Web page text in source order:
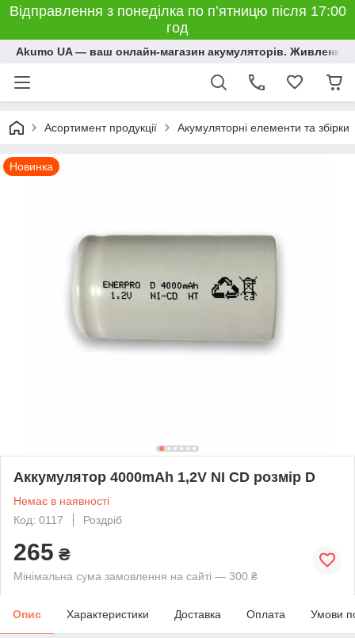
Відправлення з понеділка по п’ятницю після 17:00
год
Akumo UA — ваш онлайн-магазин акумуляторів. Живлення,
Асортимент продукції Акумуляторні елементи та збірки
Новинка
Аккумулятор 4000mAh 1,2V NI CD розмір D
Немає в наявності
Код: 0117
Роздріб
265 ₴
Мінімальна сума замовлення на сайті — 300 ₴
Опис Характеристики Доставка Оплата Умови